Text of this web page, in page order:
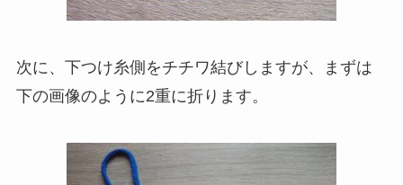
次に、下つけ糸側をチチワ結びしますが、まずは
下の画像のように2重に折ります。